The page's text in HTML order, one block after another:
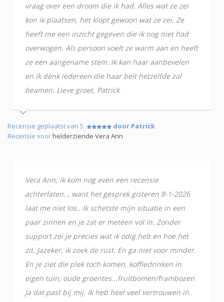
vraag over een droom die ik had. Alles wat ze zei
kon ik plaatsen, het klopt gewoon wat ze zei. Ze
heeft me een inzicht gegeven die ik nog niet had
overwogen. Als persoon voelt ze warm aan en heeft
ze een aangename stem. Ik kan haar aanbevelen
en ik denk iedereen die haar belt hetzelfde zal
beamen. Lieve groet, Patrick
Recensie geplaatst van 5
door Patrick
Recensie voorhelderziende Vera Ann
Vera Ann, ik kom nog even een recensie
achterlaten. , want het gesprek gisteren 8-1-2026
laat me niet los.. Ik schetste mijn situatie in een
paar zinnen en je zat er meteen vol in. Zonder
support zei je precies wat ik odig heb en hoe het
zit. Jazeker, ik zoek de rust. En ga niet voor minder.
En je ziet die plek toch komen, koffiedrinken in
eigen tuin, oude groentes...fruitbomen/frambozen
Ja dat past bij mij. Ik heb heel veel vertrouwen in